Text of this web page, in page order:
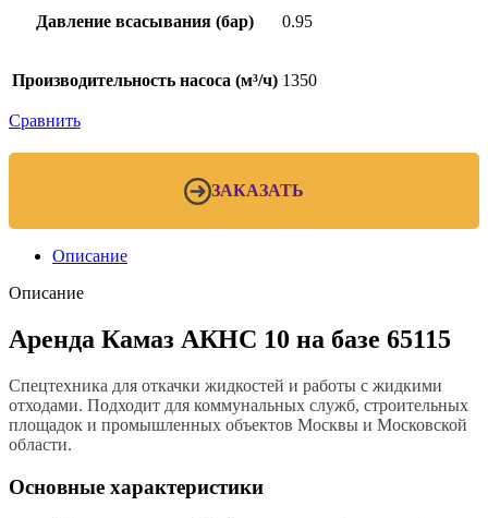
Давление всасывания (бар) 0.95
Производительность насоса (м³/ч) 1350
Сравнить
ЗАКАЗАТЬ
Описание
Описание
Аренда Камаз АКНС 10 на базе 65115
Спецтехника для откачки жидкостей и работы с жидкими
отходами. Подходит для коммунальных служб, строительных
площадок и промышленных объектов Москвы и Московской
области.
Основные характеристики